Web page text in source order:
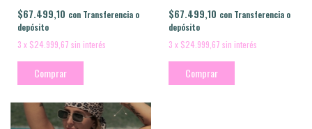
$67.499,10 con Transferencia o
depósito
3 x $24.999,67 sin interés
Comprar
$67.499,10 con Transferencia o
depósito
3 x $24.999,67 sin interés
Comprar